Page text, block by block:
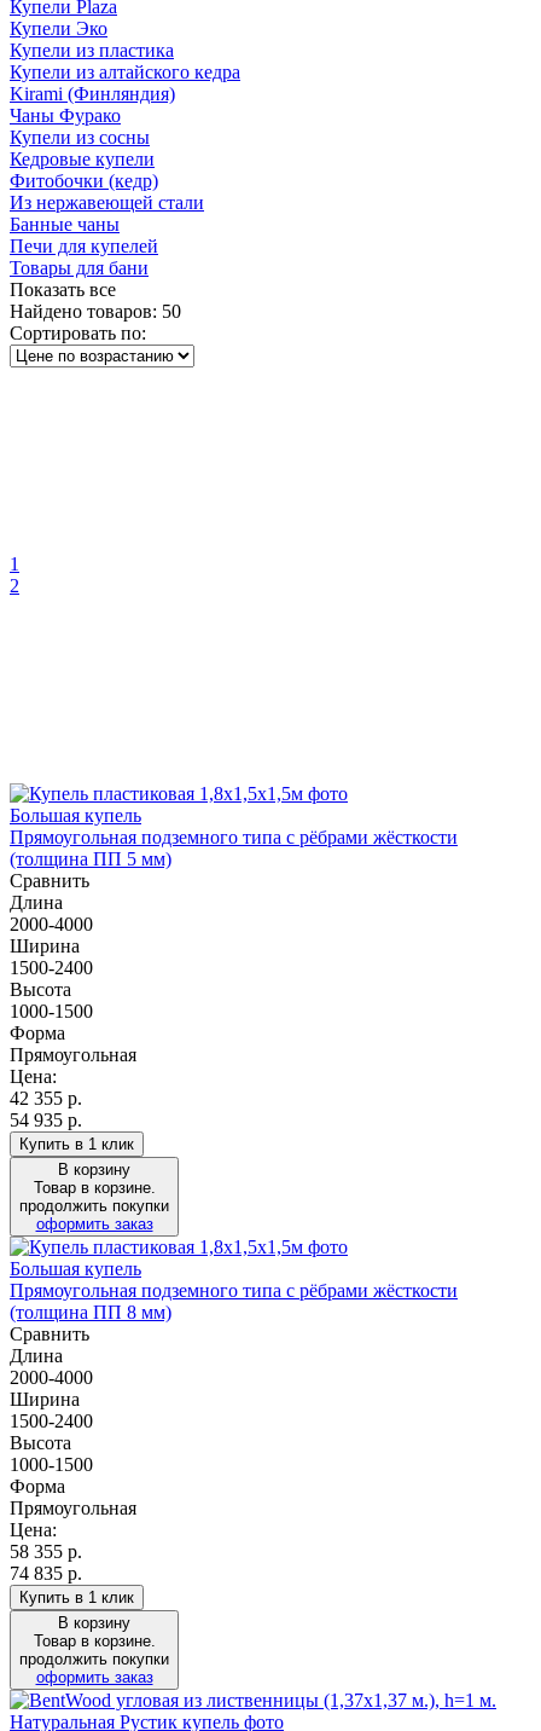
Купели Plaza
Купели Эко
Купели из пластика
Купели из алтайского кедра
Kirami (Финляндия)
Чаны Фурако
Купели из сосны
Кедровые купели
Фитобочки (кедр)
Из нержавеющей стали
Банные чаны
Печи для купелей
Товары для бани
Показать все
Найдено товаров: 50
Сортировать по:
1
2
Большая купель
Прямоугольная подземного типа с рёбрами жёсткости
(толщина ПП 5 мм)
Сравнить
Длина
2000-4000
Ширина
1500-2400
Высота
1000-1500
Форма
Прямоугольная
Цена:
42 355 р.
54 935 р.
Купить в 1 клик
В корзину
Товар в корзине.
продолжить покупки
оформить заказ
Большая купель
Прямоугольная подземного типа с рёбрами жёсткости
(толщина ПП 8 мм)
Сравнить
Длина
2000-4000
Ширина
1500-2400
Высота
1000-1500
Форма
Прямоугольная
Цена:
58 355 р.
74 835 р.
Купить в 1 клик
В корзину
Товар в корзине.
продолжить покупки
оформить заказ